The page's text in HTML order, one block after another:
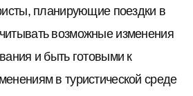
планирующие поездки в
возможные изменения
и быть готовыми к
в туристической среде